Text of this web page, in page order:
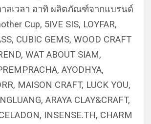
ลเวลา อาทิ ผลิตภัณฑ์จากแบรนด์
Cup, 5IVE SIS, LOYFAR,
CUBIC GEMS, WOOD CRAFT
WAT ABOUT SIAM,
AYODHYA,
MAISON CRAFT, LUCK YOU,
ARAYA CLAY&CRAFT,
INSENSE.TH, CHARM